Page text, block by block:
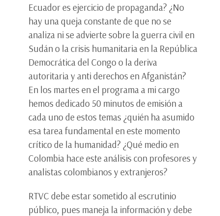
Ecuador es ejercicio de propaganda? ¿No
hay una queja constante de que no se
analiza ni se advierte sobre la guerra civil en
Sudán o la crisis humanitaria en la República
Democrática del Congo o la deriva
autoritaria y anti derechos en Afganistán?
En los martes en el programa a mi cargo
hemos dedicado 50 minutos de emisión a
cada uno de estos temas ¿quién ha asumido
esa tarea fundamental en este momento
crítico de la humanidad? ¿Qué medio en
Colombia hace este análisis con profesores y
analistas colombianos y extranjeros?
RTVC debe estar sometido al escrutinio
público, pues maneja la información y debe